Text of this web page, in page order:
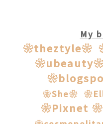
My
❀theztyle❀
❀She❀
❀Pixnet ❀